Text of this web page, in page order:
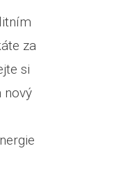
za
si
nový